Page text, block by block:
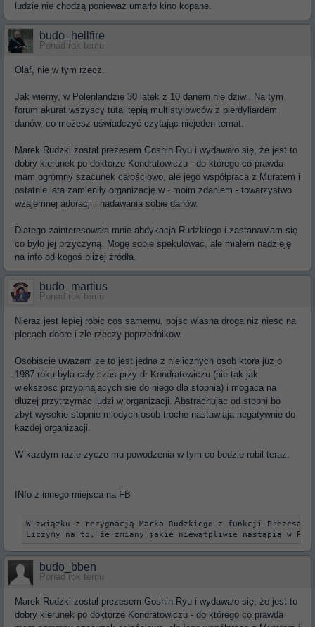
ludzie nie chodzą ponieważ umarło kino kopane.
budo_hellfire
Ponad rok temu
Olaf, nie w tym rzecz.
Jak wiemy, w Polenlandzie 30 latek z 10 danem nie dziwi. Na tym
forum akurat wszyscy tutaj tępią multistylowców z pierdyliardem
danów, co możesz uświadczyć czytając niejeden temat.
Marek Rudzki został prezesem Goshin Ryu i wydawało się, że jest to
dobry kierunek po doktorze Kondratowiczu - do którego co prawda
mam ogromny szacunek całościowo, ale jego współpraca z Muratem i
ostatnie lata zamieniły organizację w - moim zdaniem - towarzystwo
wzajemnej adoracji i nadawania sobie danów.
Dlatego zainteresowała mnie abdykacja Rudzkiego i zastanawiam się
co było jej przyczyną. Mogę sobie spekulować, ale miałem nadzieję
na info od kogoś bliżej źródła.
budo_martius
Ponad rok temu
Nieraz jest lepiej robic cos samemu, pojsc wlasna droga niz niesc na
plecach dobre i zle rzeczy poprzednikow.
Osobiscie uwazam ze to jest jedna z nielicznych osob ktora juz o
1987 roku byla cały czas przy dr Kondratowiczu (nie tak jak
wiekszosc przypinajacych sie do niego dla stopnia) i mogaca na
dluzej przytrzymac ludzi w organizacji. Abstrachujac od stopni bo
zbyt wysokie stopnie mlodych osob troche nastawiaja negatywnie do
kazdej organizacji.
W kazdym razie zycze mu powodzenia w tym co bedzie robil teraz.
INfo z innego miejsca na FB
W związku z rezygnacją Marka Rudzkiego z funkcji
Liczymy na to, że zmiany jakie niewątpliwie nastąpią w
budo_bben
Ponad rok temu
Marek Rudzki został prezesem Goshin Ryu i wydawało się, że jest to
dobry kierunek po doktorze Kondratowiczu - do którego co prawda